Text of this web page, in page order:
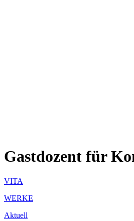
Gastdozent für
VITA
WERKE
Aktuell